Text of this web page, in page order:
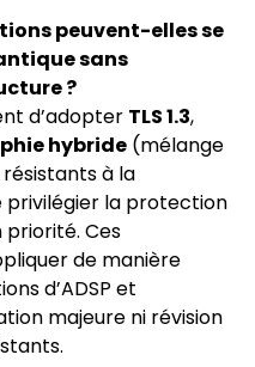
peuvent-elles se
sans
?
d’adopter TLS 1.3,
hybride (mélange
à la
privilégier la protection
Ces
de manière
d’ADSP et
majeure ni révision